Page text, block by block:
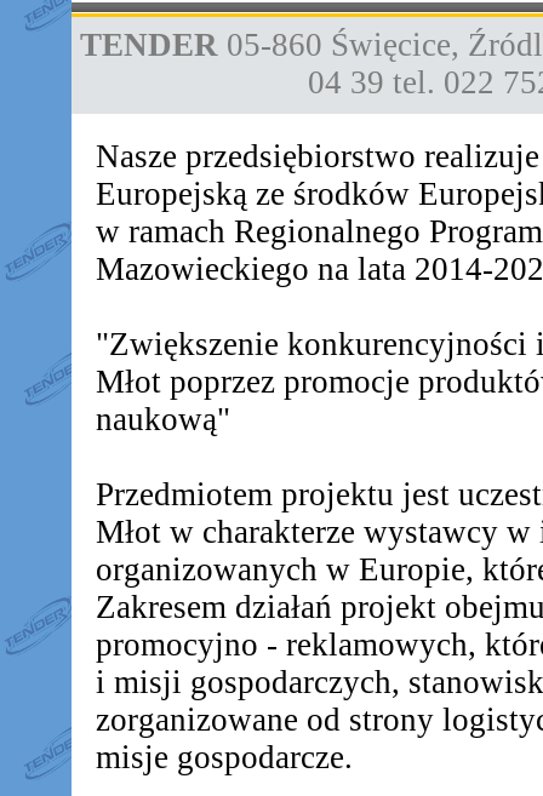
TENDER 05-860 Święcice,
04 39 tel. 022
Nasze przedsiębiorstwo
Europejską ze środków
w ramach Regionalnego
Mazowieckiego na lata 2014-
"Zwiększenie
Młot poprzez promocje
naukową"
Przedmiotem projektu jest
Młot w charakterze wystawcy
organizowanych w Europie,
Zakresem działań projekt
promocyjno - reklamowych,
i misji gospodarczych,
zorganizowane od strony
misje gospodarcze.